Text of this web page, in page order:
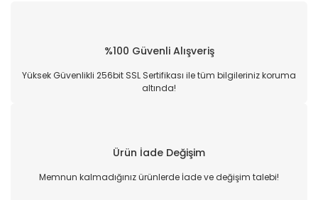
%100 Güvenli Alışveriş
Yüksek Güvenlikli 256bit SSL Sertifikası ile tüm bilgileriniz koruma
altında!
Ürün İade Değişim
Memnun kalmadığınız ürünlerde İade ve değişim talebi!